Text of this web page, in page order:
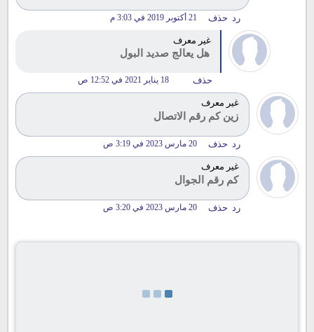
21 أكتوبر 2019 في 3:03 م رد حذف
غير معرف
18 يناير 2021 في 12:52 ص
هل يعالج صديد البول
حذف
غير معرف
20 مارس 2023 في 3:19 ص
زين كم رقم الاتصال
رد حذف
غير معرف
20 مارس 2023 في 3:20 ص
كم رقم الجوال
رد حذف